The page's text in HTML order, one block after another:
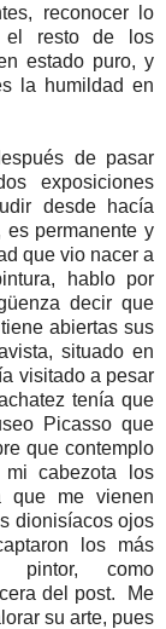
reconocer lo
el resto de los
estado puro, y
la humildad en
de pasar
exposiciones
desde hacía
es permanente y
que vio nacer a
hablo por
decir que
abiertas sus
situado en
visitado a pesar
tenía que
Picasso que
que contemplo
cabezota los
que me vienen
dionisíacos ojos
los más
pintor, como
del post. Me
su arte, pues